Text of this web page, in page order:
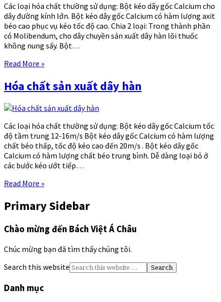
Các loại hóa chất thường sử dụng: Bột kéo dây gốc Calcium cho
dây đường kính lớn. Bột kéo dây gốc Calcium có hàm lượng axit
béo cao phục vụ kéo tốc độ cao. Chia 2 loại: Trong thành phần
có Molibendum, cho dây chuyền sản xuất dây hàn lõi thuốc
không nung sấy. Bột…
Read More »
Hóa chất sản xuất dây hàn
Các loại hóa chất thường sử dụng: Bột kéo dây gốc Calcium tốc
độ tầm trung 12-16m/s Bột kéo dây gốc Calcium có hàm lượng
chất béo thấp, tốc độ kéo cao đến 20m/s . Bột kéo dây gốc
Calcium có hàm lượng chất béo trung bình. Dễ dàng loại bỏ ở
các bước kéo ướt tiếp…
Read More »
Primary Sidebar
Chào mừng đến Bách Việt Á Châu
Chúc mừng bạn đã tìm thấy chúng tôi.
Search this website
Danh mục